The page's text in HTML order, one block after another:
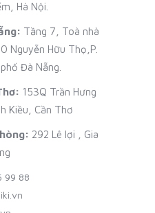
Hà Nội.
Tầng 7, Toà nhà
Nguyễn Hữu Thọ,P.
Đà Nẵng.
153Q Trần Hưng
Kiều, Cần Thơ
292 Lê lợi , Gia
99 88